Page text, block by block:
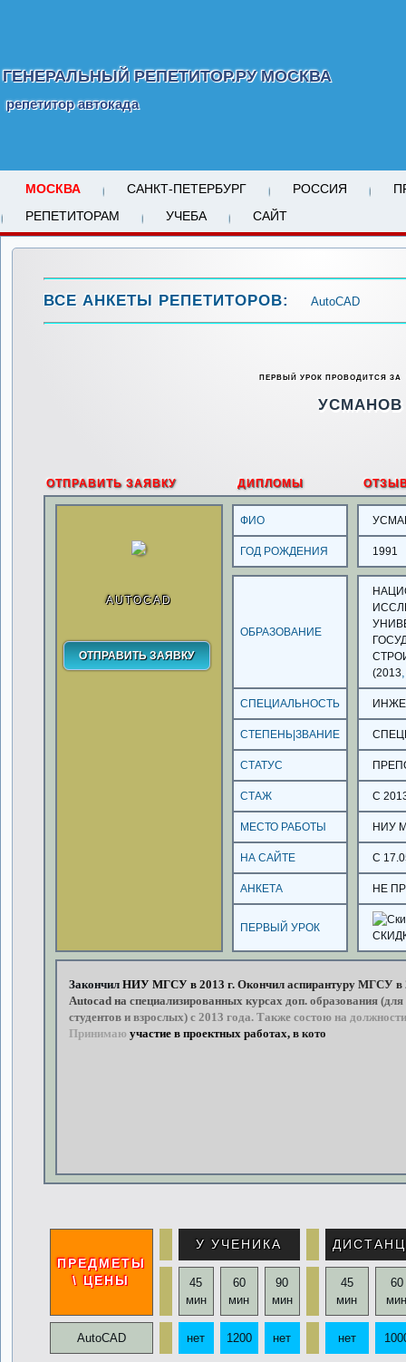
ГЕНЕРАЛЬНЫЙ РЕПЕТИТОР.РУ МОСКВА
репетитор автокада
МОСКВА САНКТ-ПЕТЕРБУРГ РОССИЯ
РЕПЕТИТОРАМ
УЧЕБА САЙТ
ВСЕ АНКЕТЫ РЕПЕТИТОРОВ: AutoCAD
ПЕРВЫЙ УРОК ПРОВОДИТСЯ ЗА
ОТПРАВИТЬ ЗАЯВКУ ДИПЛОМЫ
AUTOCAD
ФИО
ГОД РОЖДЕНИЯ 1991
ОБРАЗОВАНИЕ
(2013,
СПЕЦИАЛЬНОСТЬ
СТЕПЕНЬ|ЗВАНИЕ
СТАТУС
СТАЖ С
МЕСТО РАБОТЫ НИУ
НА САЙТЕ С
АНКЕТА НЕ
ПЕРВЫЙ УРОК
ЗакончилНИУМГСУв2013 г.ОкончиласпирантуруМГСУв
Autocadна специализированныхкурсахдоп.образования(для
студентовивзрослых)с2013 года. Такжесостоюна должности
Принимаю участиевпроектныхработах,вкоторых,
ПРЕДМЕТЫ
\ ЦЕНЫ
У УЧЕНИКА
45
мин
60
мин
90
мин
45
мин
60
AutoCAD нет 1200 нет нет